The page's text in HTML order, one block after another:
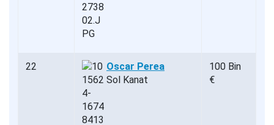
22
Oscar Perea
Sol Kanat
100 Bin
€